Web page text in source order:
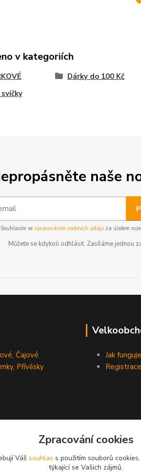
v kategoriích
Dárky do 100 Kč
naše
Souhlasím se zpracováním osobních údajůza účelem
Můžete se kdykoli odhlásit. Zasíláme jednou
, Čajové
, Přívěsky
Jak
Registrace
Zpracování cookies
Váš souhlas s použitím souborů
týkající se Vašich zájmů.